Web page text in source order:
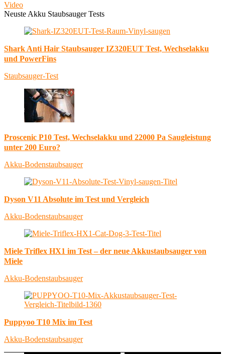
Video
Neuste Akku Staubsauger Tests
Shark Anti Hair Staubsauger IZ320EUT Test, Wechselakku
und PowerFins
Staubsauger-Test
Proscenic P10 Test, Wechselakku und 22000 Pa Saugleistung
unter 200 Euro?
Akku-Bodenstaubsauger
Dyson V11 Absolute im Test und Vergleich
Akku-Bodenstaubsauger
Miele Triflex HX1 im Test – der neue Akkustaubsauger von
Miele
Akku-Bodenstaubsauger
Puppyoo T10 Mix im Test
Akku-Bodenstaubsauger